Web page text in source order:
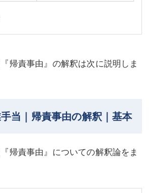
帰責事由』の解釈は次に説明しま
当｜帰責事由の解釈｜基本
帰責事由』についての解釈論をま